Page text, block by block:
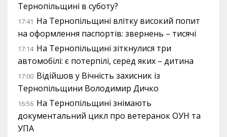
Тернопільщині в суботу?
17:41 На Тернопільщині влітку високий попит
на оформлення паспортів: звернень – тисячі
17:14 На Тернопільщині зіткнулися три
автомобілі: є потерпілі, серед яких – дитина
17:00 Відійшов у Вічність захисник із
Тернопільщини Володимир Дичко
16:56 На Тернопільщині знімають
документальний цикл про ветеранок ОУН та
УПА